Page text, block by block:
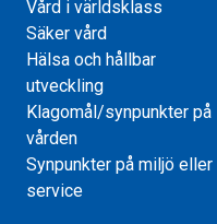
Vård i världsklass
Säker vård
Hälsa och hållbar
utveckling
Klagomål/synpunkter på
vården
Synpunkter på miljö eller
service